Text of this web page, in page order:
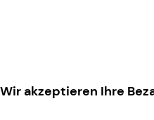
Wir akzeptieren Ihre